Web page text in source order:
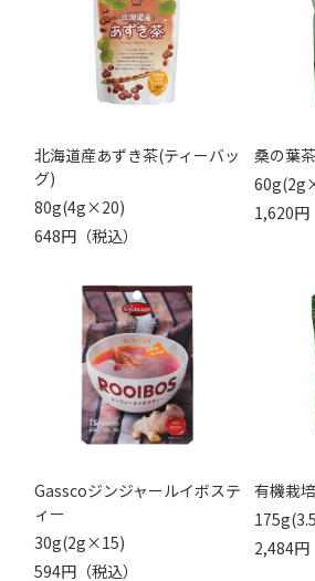
北海道産あずき茶(ティーバッ
グ)
80g(4g×20)
648円（税込）
桑の葉
1,620円
Gasscoジンジャールイボステ
ィー
30g(2g×15)
594円（税込）
有機栽
2,484円